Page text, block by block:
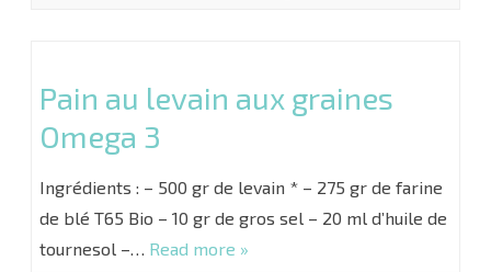
Pain au levain aux graines
Omega 3
Ingrédients : – 500 gr de levain * – 275 gr de farine
de blé T65 Bio – 10 gr de gros sel – 20 ml d’huile de
tournesol –… Read more »